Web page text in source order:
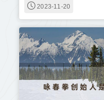
2023-11-20